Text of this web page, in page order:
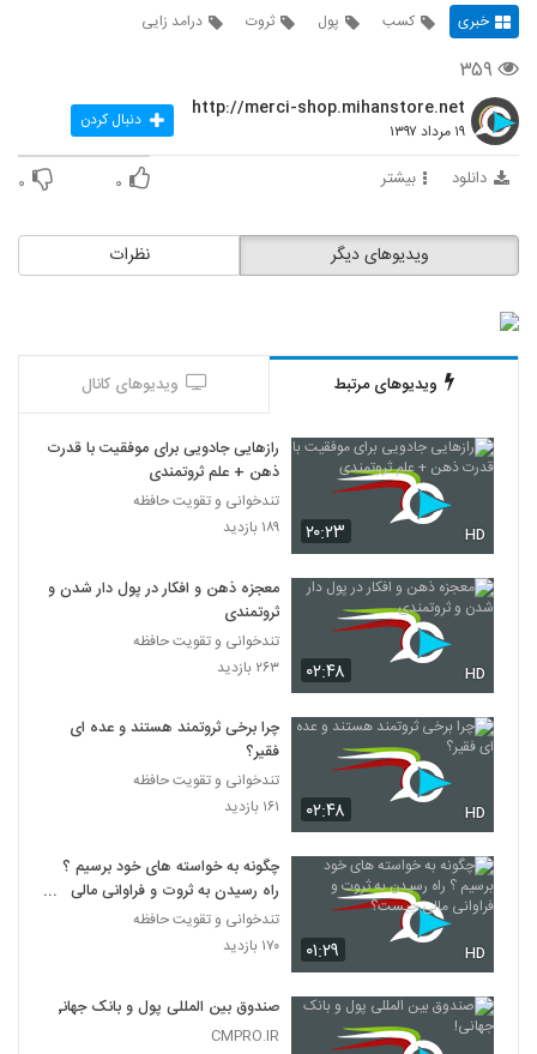
خبری کسب پول ثروت درامد زایی
۳۵۹
http://merci-shop.mihanstore.net
۱۹ مرداد ۱۳۹۷ دنبال کردن
دانلود بیشتر ۰ ۰
نظرات ویدیوهای دیگر
ویدیوهای مرتبط ویدیوهای کانال
۲۰:۲۳ HD
رازهایی جادویی برای موفقیت با قدرت
ذهن + علم ثروتمندی
تندخوانی و تقویت حافظه
۱۸۹ بازدید
۰۲:۴۸ HD
معجزه ذهن و افکار در پول دار شدن و
ثروتمندی
تندخوانی و تقویت حافظه
۲۶۳ بازدید
۰۲:۴۸ HD
چرا برخی ثروتمند هستند و عده ای
فقیر؟
تندخوانی و تقویت حافظه
۱۶۱ بازدید
۰۱:۲۹ HD
چگونه به خواسته های خود برسیم ؟
راه رسیدن به ثروت و فراوانی مالی
چیست؟
تندخوانی و تقویت حافظه
۱۷۰ بازدید
صندوق بین المللی پول و بانک جهانی!
CMPRO.IR